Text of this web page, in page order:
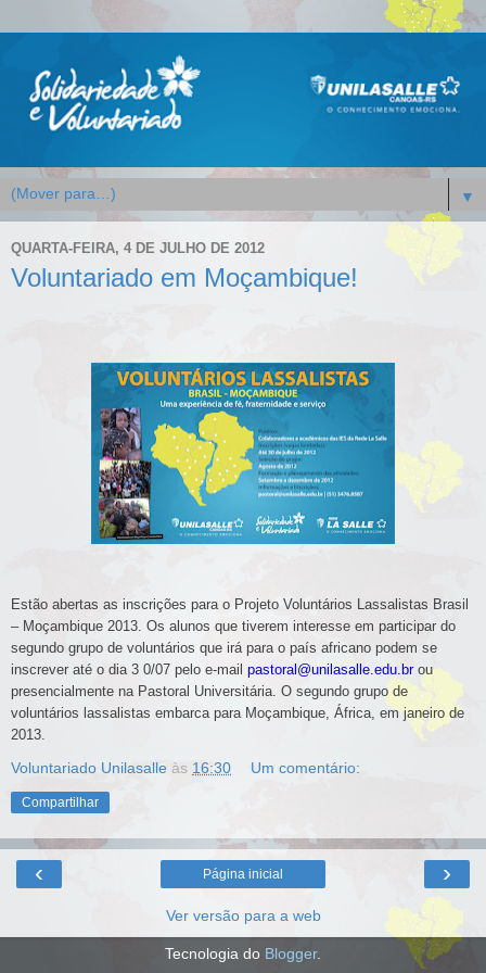
▼
QUARTA-FEIRA, 4 DE JULHO DE 2012
Voluntariado em Moçambique!
Estão abertas as inscrições para o Projeto Voluntários Lassalistas Brasil
– Moçambique 2013. Os alunos que tiverem interesse em participar do
segundo grupo de voluntários que irá para o país africano podem se
inscrever até o dia 3 0/07 pelo e-mail pastoral@unilasalle.edu.brou
presencialmente na Pastoral Universitária. O segundo grupo de
voluntários lassalistas embarca para Moçambique, África, em janeiro de
2013.
Voluntariado Unilasalle às 16:30 Um comentário:
Compartilhar
‹ ›
Página inicial
Ver versão para a web
Tecnologia do Blogger.